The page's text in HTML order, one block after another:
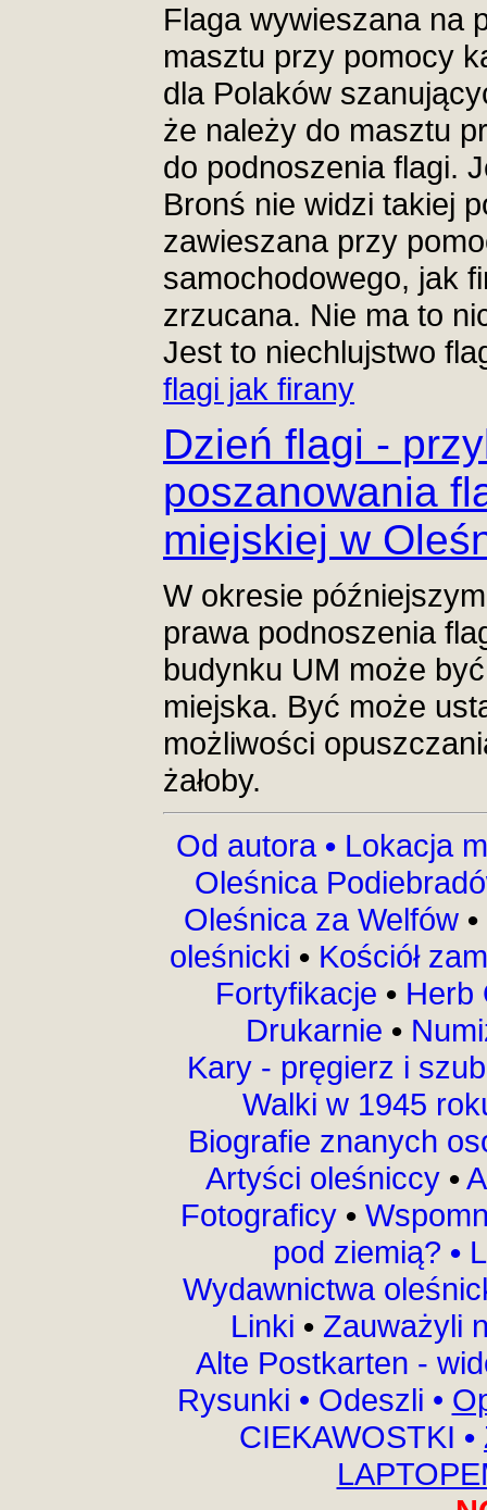
Flaga wywieszana na
masztu przy pomocy
dla Polaków
że należy do masztu
do podnoszenia flagi.
Bronś nie widzi takiej
zawieszana przy
samochodowego, jak
zrzucana. Nie ma to
Jest to niechlujstwo
flagi jak firany
Dzień flagi -
poszanowania
miejskiej w
W okresie
prawa podnoszenia
budynku UM może
miejska. Być może
możliwości
żałoby.
Od autora • Lokacja
Oleśnica
Oleśnica za Welfów•
oleśnicki •Kościół
Fortyfikacje • Herb
Drukarnie •
Kary - pręgierz i
Walki w 1945
Biografie znanych
Artyści oleśniccy •
Fotograficy •
pod ziemią? •
Wydawnictwa
Linki • Zauważyli
Alte Postkarten -
Rysunki • Odeszli •
CIEKAWOSTKI •